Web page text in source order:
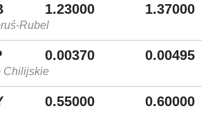
1.23000 1.37000
Rubel
0.00370 0.00495
Chilijskie
0.55000 0.60000